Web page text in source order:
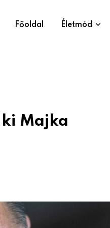
Főoldal Életmód
Majka